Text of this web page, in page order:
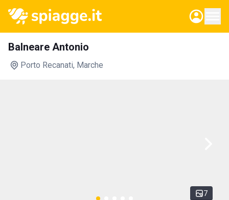
Balneare Antonio
Porto Recanati, Marche
7